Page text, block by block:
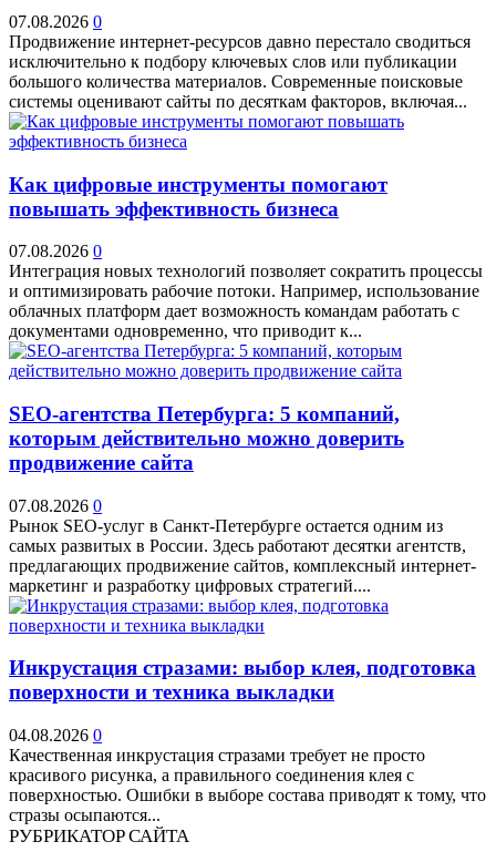
07.08.2026 0
Продвижение интернет-ресурсов давно перестало сводиться
исключительно к подбору ключевых слов или публикации
большого количества материалов. Современные поисковые
системы оценивают сайты по десяткам факторов, включая...
Как цифровые инструменты помогают
повышать эффективность бизнеса
07.08.2026 0
Интеграция новых технологий позволяет сократить процессы
и оптимизировать рабочие потоки. Например, использование
облачных платформ дает возможность командам работать с
документами одновременно, что приводит к...
SEO-агентства Петербурга: 5 компаний,
которым действительно можно доверить
продвижение сайта
07.08.2026 0
Рынок SEO-услуг в Санкт-Петербурге остается одним из
самых развитых в России. Здесь работают десятки агентств,
предлагающих продвижение сайтов, комплексный интернет-
маркетинг и разработку цифровых стратегий....
Инкрустация стразами: выбор клея, подготовка
поверхности и техника выкладки
04.08.2026 0
Качественная инкрустация стразами требует не просто
красивого рисунка, а правильного соединения клея с
поверхностью. Ошибки в выборе состава приводят к тому, что
стразы осыпаются...
РУБРИКАТОР САЙТА